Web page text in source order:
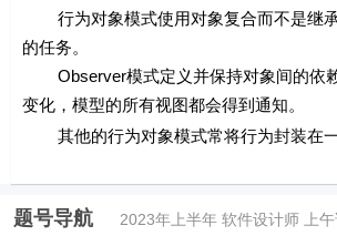
行为对象模式使用对象复合而不是继承
的任务。
Observer模式定义并保持对象间的依赖
变化，模型的所有视图都会得到通知。
其他的行为对象模式常将行为封装在一
题号导航 2023年上半年 软件设计师 上